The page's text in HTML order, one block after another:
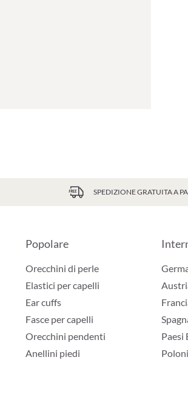
SPEDIZIONE GRATUITA A
Popolare
Orecchini di perle
Elastici per capelli
Ear cuffs
Fasce per capelli
Orecchini pendenti
Anellini piedi
Paesi